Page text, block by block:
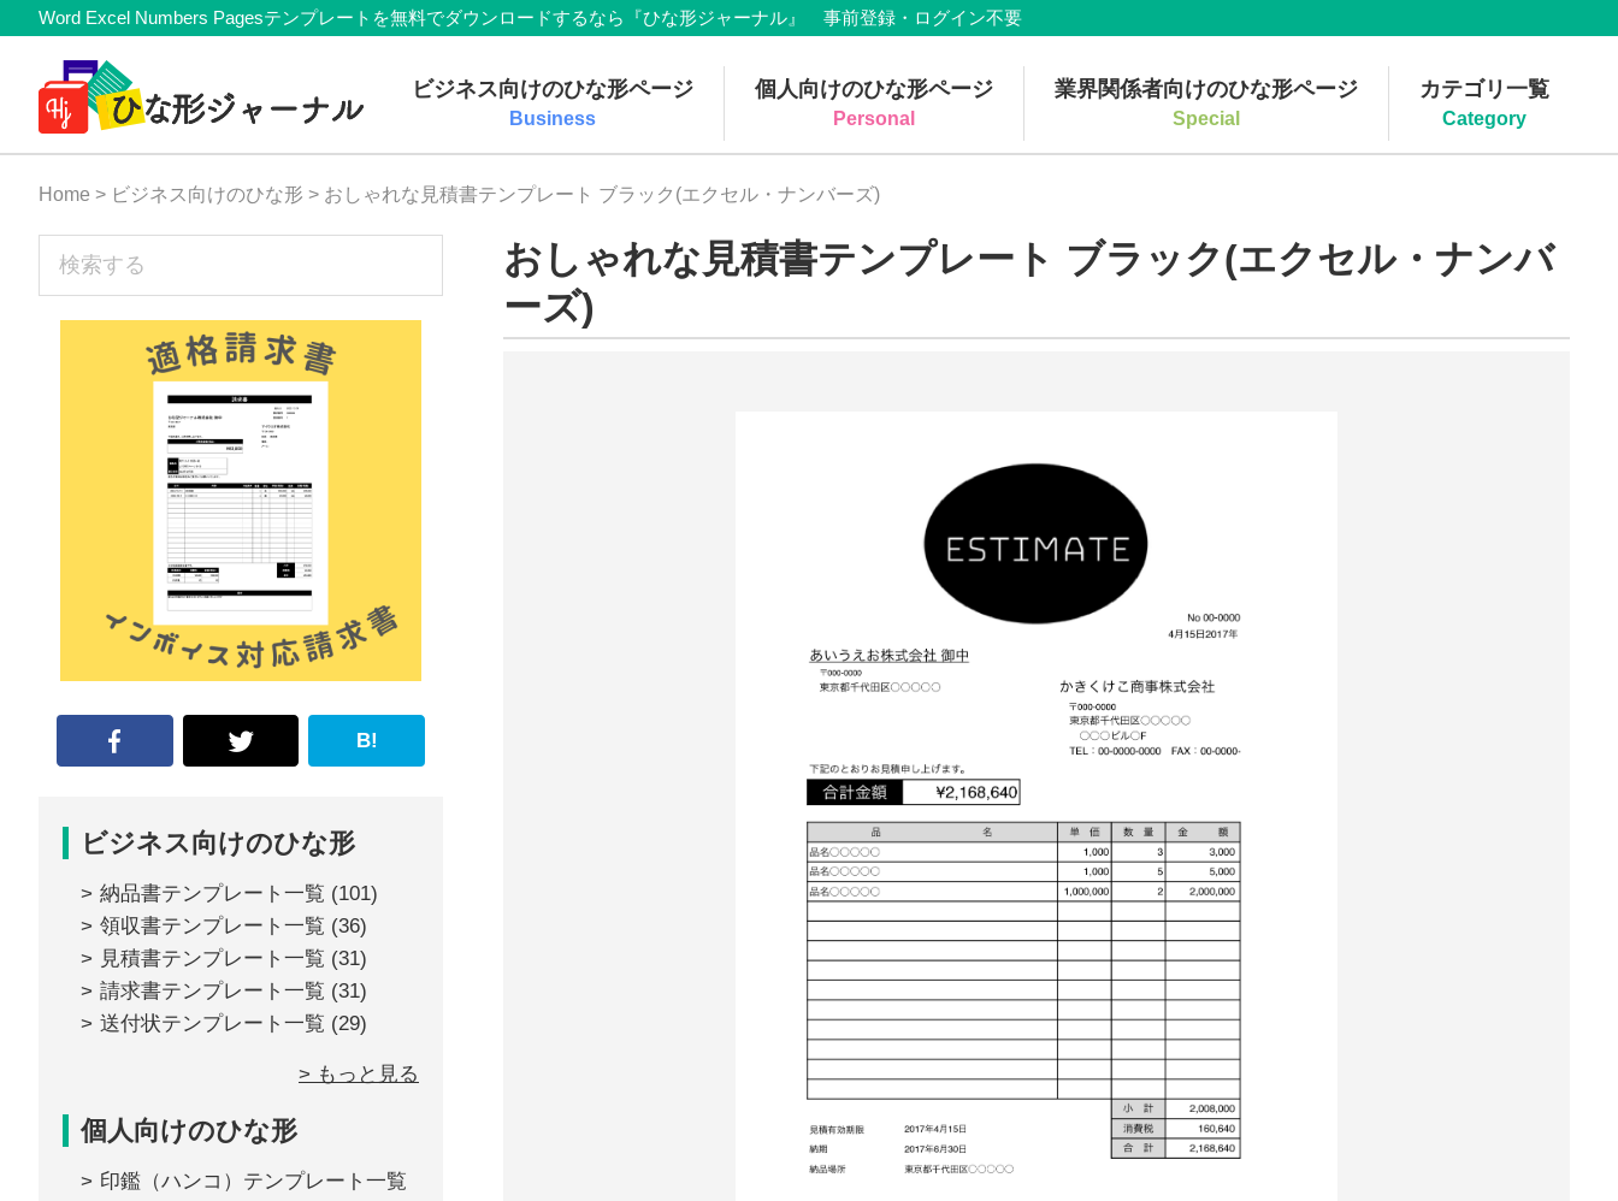
Skip
primary
navigation
Skip
content
Skip
primary
sidebar
Skip
footer
Member
Navigation
Word Excel Numbers Pagesテンプレートを無料でダウンロードするなら『ひな形ジャーナル』 事前登録・ログイン不要
料
テ
ン
レ
形
ジ
ャ
ー
ナ
ビジネス向けのひな形ページ
Business
個人向けのひな形ページ
Personal
業界関係者向けのひな形ページ
Special
カテゴリ一覧
Category
Home > ビジネス向けのひな形 > おしゃれな見積書テンプレート ブラック(エクセル・ナンバーズ)
おしゃれな見積書テンプレート ブラック(エクセル・ナンバ
ーズ)
sidebar
B!
ビジネス向けのひな形
納品書テンプレート一覧 (101)
領収書テンプレート一覧 (36)
見積書テンプレート一覧 (31)
請求書テンプレート一覧 (31)
送付状テンプレート一覧 (29)
> もっと見る
個人向けのひな形
印鑑（ハンコ）テンプレート一覧